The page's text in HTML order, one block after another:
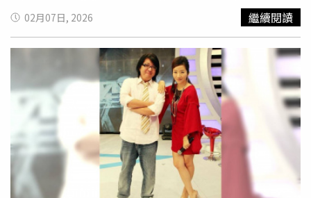
每個角色的刪減片段：「惠貞唱歌有進步，芸熙不再聽到媽
媽的歌而哭泣」「玉英奶奶的指揮秀（年輕人終於認識我
了）」「江湖人稱巴蒂」Nike老師、「阿珮跟阿勇的探監答
嘴鼓」「阿蘭不爲人知的秘密」「蘭珮的情書」等等，甚至
有觀眾敲碗要求導演把刪減片段都接回去，他們願意再刷好
幾次。加上「快樂真快樂」的破億彩蛋和翁倩玉親唱的「時
間之歌」裡面也安插了許多戲裡戲外的畫面，也讓觀眾心甘
情願繼續為《陽光女子合唱團》支持下去。
重傷，奇蹟般地倖存下來。事件震驚全台，林奐均自此與母
親方素敏相依為命，人生深受創傷，但她選擇以信仰重建生
命。長大後的林奐均赴美留學，1988年受洗成為基督徒，
並於印第安那大學完成學業，之後取得哥倫比亞大學教育學
院英語教育碩士學位。在美期間，她開始投入聖詩創作，將
過往生命經歷轉化為音樂力量。1998年，她與美籍基督徒
印主烈結婚，育有五名女兒。2002年全家返回台灣從事宣
教工作，並致力推廣宗教音樂。她於2003年推出宗教專輯
《你是我最愛》，獲得第15屆金曲獎三項提名，最終奪下
「最佳宗教音樂專輯獎」。領獎時，她以平靜笑容上台自我
介紹：「我是林奐均，我想要感謝主耶穌讓我有快樂唱歌的
希望，也感謝我的先生，You make me beautiful and
02月07日, 2026 繼續閱讀